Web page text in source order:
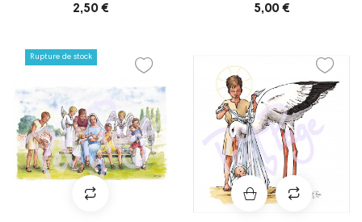
2,50 €
ENFANT)
5,00 €
Rupture de stock